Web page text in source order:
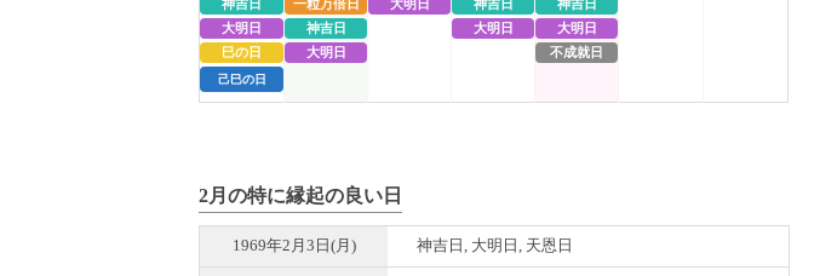
神吉日
大明日
巳の日
己巳の日
一粒万倍日
神吉日
大明日
大明日
神吉日
大明日
神吉日
大明日
不成就日
2月の特に縁起の良い日
1969年2月3日(月) 神吉日, 大明日, 天恩日